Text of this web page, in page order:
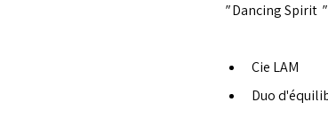
" Dancing Spirit "
Cie LAM
Duo